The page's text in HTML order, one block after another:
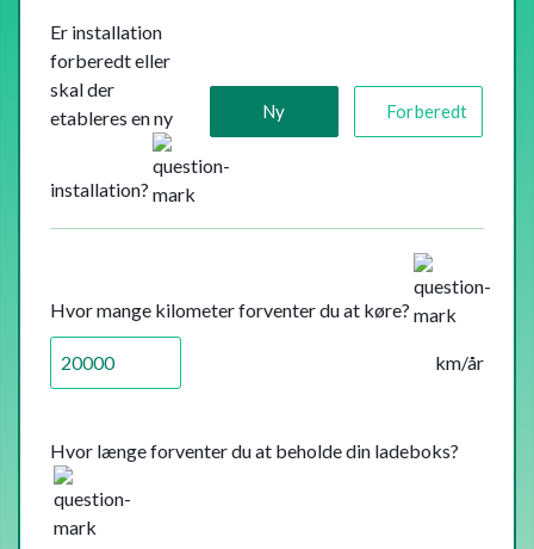
Er installation
forberedt eller
skal der
etableres en ny
installation?
Ny Forberedt
Hvor mange kilometer forventer du at køre?
km/år
Hvor længe forventer du at beholde din ladeboks?